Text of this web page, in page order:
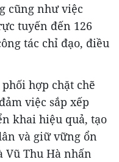
cũng như việc
tuyến đến 126
tác chỉ đạo, điều
hợp chặt chẽ
việc sắp xếp
khai hiệu quả, tạo
và giữ vững ổn
Vũ Thu Hà nhấn